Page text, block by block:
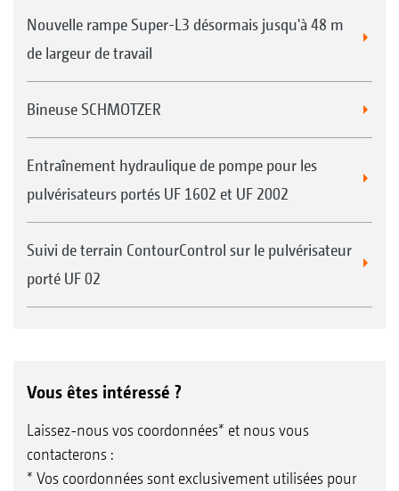
Nouvelle rampe Super-L3 désormais jusqu'à 48 m
de largeur de travail
Bineuse SCHMOTZER
Entraînement hydraulique de pompe pour les
pulvérisateurs portés UF 1602 et UF 2002
Suivi de terrain ContourControl sur le pulvérisateur
porté UF 02
Vous êtes intéressé ?
Laissez-nous vos coordonnées* et nous vous
contacterons :
* Vos coordonnées sont exclusivement utilisées pour